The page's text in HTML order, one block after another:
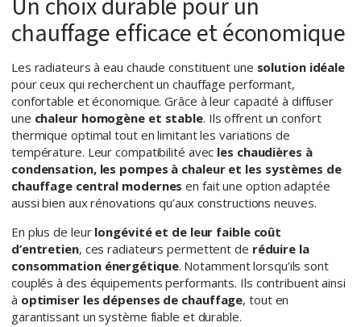
Un choix durable pour un
chauffage efficace et économique
Les radiateurs à eau chaude constituent une solution idéale
pour ceux qui recherchent un chauffage performant,
confortable et économique. Grâce à leur capacité à diffuser
une chaleur homogène et stable. Ils offrent un confort
thermique optimal tout en limitant les variations de
température. Leur compatibilité avec les chaudières à
condensation, les pompes à chaleur et les systèmes de
chauffage central modernes en fait une option adaptée
aussi bien aux rénovations qu’aux constructions neuves.
En plus de leur longévité et de leur faible coût
d’entretien, ces radiateurs permettent de réduire la
consommation énergétique. Notamment lorsqu’ils sont
couplés à des équipements performants. Ils contribuent ainsi
à optimiser les dépenses de chauffage, tout en
garantissant un système fiable et durable.